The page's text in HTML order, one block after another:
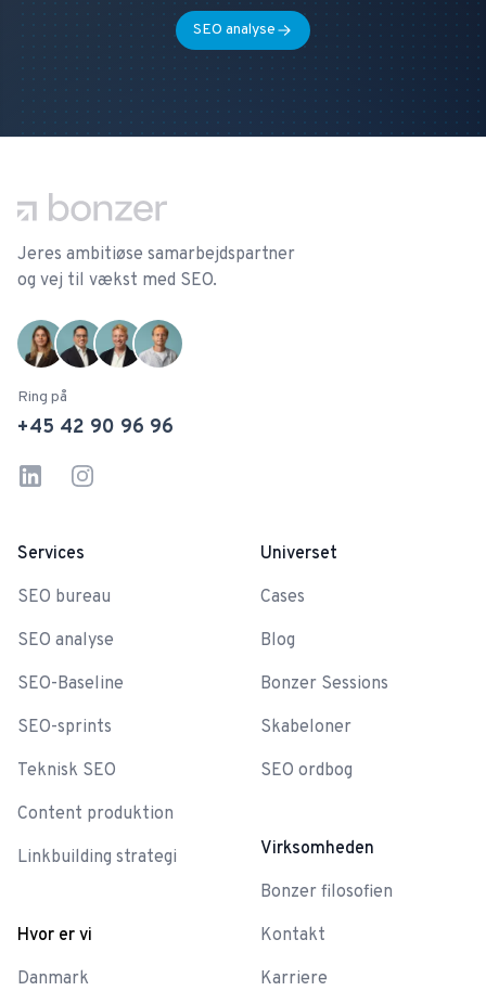
SEO analyse
Jeres ambitiøse samarbejdspartner
og vej til vækst med SEO.
Ring på
+45 42 90 96 96
LinkedinInstagram
Services
SEO bureau
SEO analyse
SEO-Baseline
SEO-sprints
Teknisk SEO
Content produktion
Linkbuilding strategi
Hvor er vi
Danmark
Universet
Cases
Blog
Bonzer Sessions
Skabeloner
SEO ordbog
Virksomheden
Bonzer filosofien
Kontakt
Karriere